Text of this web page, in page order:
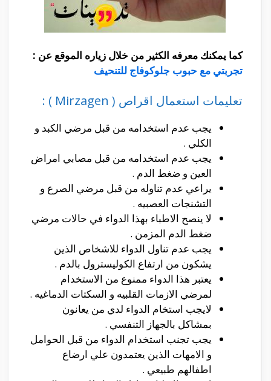
كما يمكنك معرفه الكثير من خلال زياره الموقع عن :
تجربتي مع حبوب جلوكوفاج للتنحيف
تعليمات استعمال اقراص ( Mirzagen ) :
يجب عدم استخدامه من قبل مرضي الكبد و
الكلي .
يجب عدم استخدامه من قبل مصابي امراض
العين و ضغط الدم .
يراعي عدم تناوله من قبل مرضي الصرع و
التشنجات العصبيه .
لا ينصح الاطباء بهذا الدواء في حالات مرضي
ضغط الدم المزمن .
يجب عدم تناول الدواء للاشخاص الذين
يشكون من ارتفاع الكوليسترول بالدم .
يعتبر هذا الدواء ممنوع من الاستخدام
لمرضي الازمات القلبيه و السكتات الدماغيه .
لايجب استخام الدواء لدي من يعانون
بمشاكل بالجهاز التنفسي .
يجب تجنب استخدام الدواء من قبل الحوامل
و الامهات الذين يعتمدون علي ارضاع
اطفالهم طبيعي .